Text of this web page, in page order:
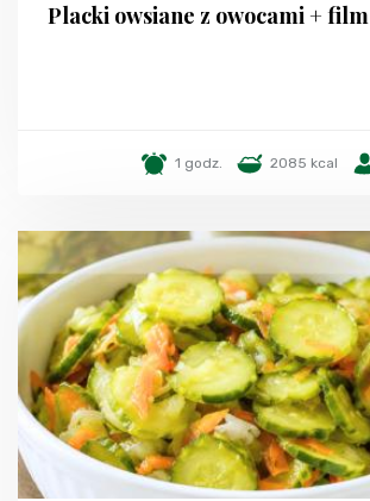
Placki owsiane z owocami + film
1 godz. 2085 kcal